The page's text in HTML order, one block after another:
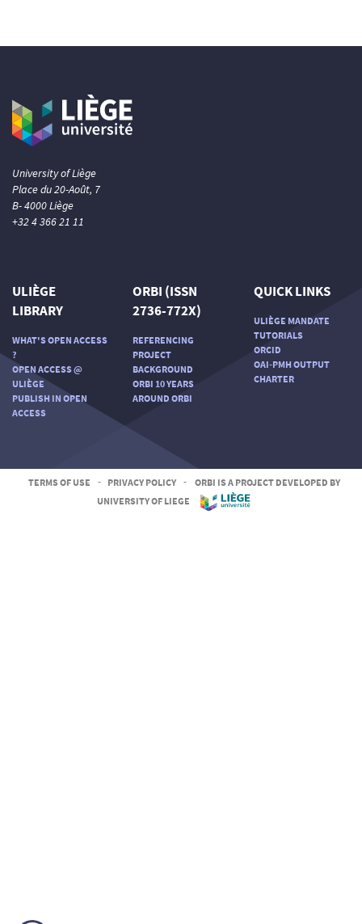
University of Liège
Place du 20-Août, 7
B- 4000 Liège
+32 4 366 21 11
ULIÈGE
LIBRARY
WHAT'S OPEN ACCESS
?
OPEN ACCESS @
ULIÈGE
PUBLISH IN OPEN
ACCESS
ORBI (ISSN
2736-772X)
REFERENCING
PROJECT
BACKGROUND
ORBI 10 YEARS
AROUND ORBI
QUICK LINKS
ULIÈGE MANDATE
TUTORIALS
ORCID
OAI-PMH OUTPUT
CHARTER
TERMS OF USE - PRIVACY POLICY -
ORBI IS A PROJECT DEVELOPED BY
UNIVERSITY OF LIEGE